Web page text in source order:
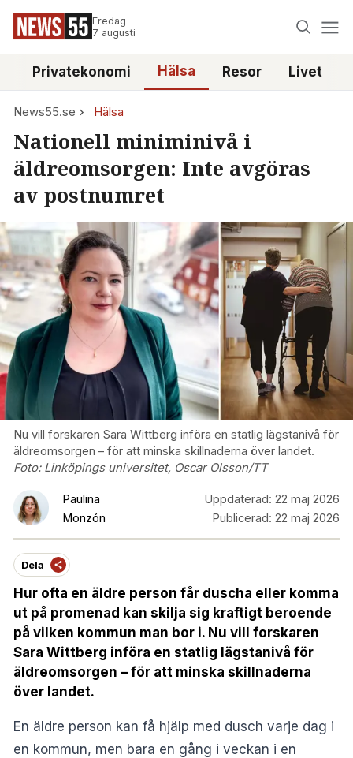
Fredag
7 augusti
Privatekonomi Hälsa Resor Livet
News55.se Hälsa
Nationell miniminivå i
äldreomsorgen: Inte avgöras
av postnumret
Nu vill forskaren Sara Wittberg införa en statlig lägstanivå för
äldreomsorgen – för att minska skillnaderna över landet.
Foto: Linköpings universitet, Oscar Olsson/TT
Paulina
Monzón
Uppdaterad: 22 maj 2026
Publicerad: 22 maj 2026
Dela
Hur ofta en äldre person får duscha eller komma
ut på promenad kan skilja sig kraftigt beroende
på vilken kommun man bor i. Nu vill forskaren
Sara Wittberg införa en statlig lägstanivå för
äldreomsorgen – för att minska skillnaderna
över landet.
En äldre person kan få hjälp med dusch varje dag i
en kommun, men bara en gång i veckan i en